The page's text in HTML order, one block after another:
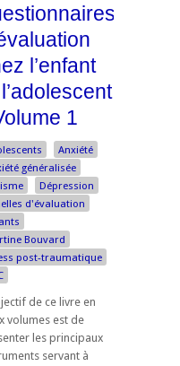
l’enfant
1
Anxiété
généralisée
Dépression
d'évaluation
Bouvard
post-traumatique
de ce livre en
volumes est de
les principaux
servant à